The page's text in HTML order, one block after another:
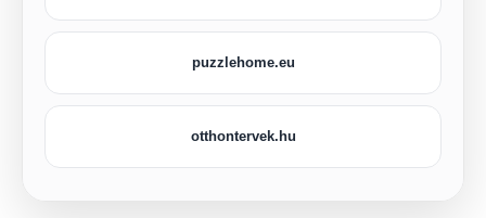
puzzlehome.eu
otthontervek.hu